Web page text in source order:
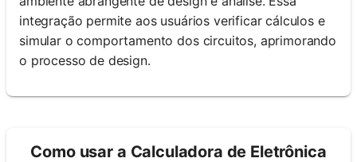
integração permite aos usuários verificar cálculos e
simular o comportamento dos circuitos, aprimorando
o processo de design.
Como usar a Calculadora de Eletrônica